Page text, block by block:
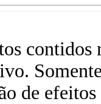
contidos
de